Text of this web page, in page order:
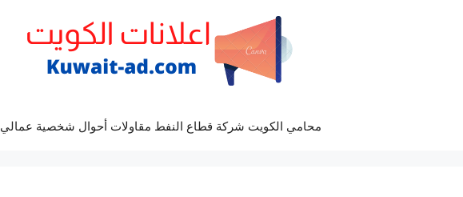
محامي الكويت شركة قطاع النفط مقاولات أحوال شخصية عمالي